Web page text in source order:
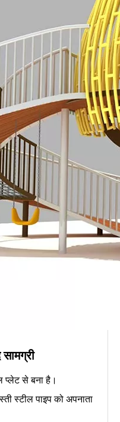
सामग्री
प्लेट से बना है।
स्टील पाइप को अपनाता